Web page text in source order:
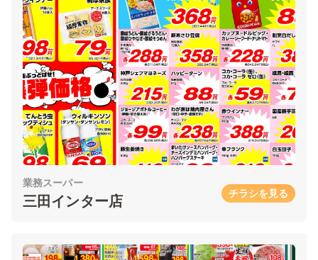
業務スーパー
三田インター店 チラシを見る